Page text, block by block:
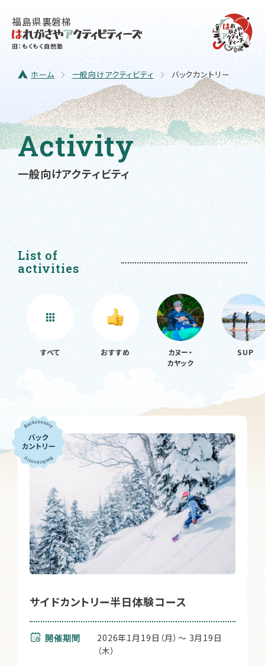
福島県裏磐梯
旧：もくもく自然塾
ホーム 一般向けアクティビティ バックカントリー
Activity
一般向けアクティビティ
List of
activities
すべて おすすめ
カヌー・
カヤック
SUP
サイドカントリー半日体験コース
開催期間
2026年1月19日（月）～ 3月19日
（木）